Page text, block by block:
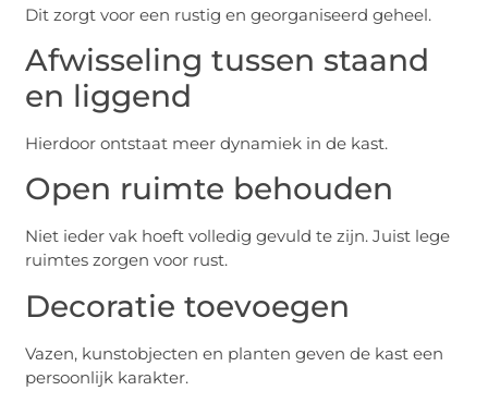
Dit zorgt voor een rustig en georganiseerd geheel.
Afwisseling tussen staand
en liggend
Hierdoor ontstaat meer dynamiek in de kast.
Open ruimte behouden
Niet ieder vak hoeft volledig gevuld te zijn. Juist lege
ruimtes zorgen voor rust.
Decoratie toevoegen
Vazen, kunstobjecten en planten geven de kast een
persoonlijk karakter.